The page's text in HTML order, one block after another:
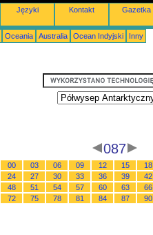
Języki Kontakt Gazetka
Oceania Australia Ocean Indyjski Inny
087
00 03 06 09 12 15 18
24
27 30 33 36 39 42
48
51 54 57 60 63 66
72
75 78 81 84 87 90